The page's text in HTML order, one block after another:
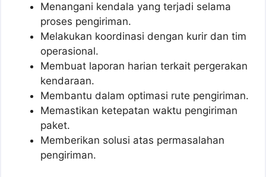
Menangani kendala yang terjadi selama
proses pengiriman.
Melakukan koordinasi dengan kurir dan tim
operasional.
Membuat laporan harian terkait pergerakan
kendaraan.
Membantu dalam optimasi rute pengiriman.
Memastikan ketepatan waktu pengiriman
paket.
Memberikan solusi atas permasalahan
pengiriman.